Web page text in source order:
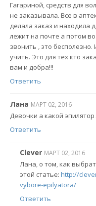
Гагариной, средств для
не заказывала. Все в
делала заказ и находила
лежит на почте а потом
звонить , это
учить. Это для тех кто
вам и добра!!!
Ответить
Лана МАРТ 02, 2016
Девочки а какой
Ответить
Clever МАРТ 02, 2016
Лана, о том, как
этой статье: http://
vybore-epilyatora/
Ответить